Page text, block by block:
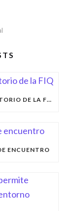
REACCIONES QUÍMICAS EN EL LABORATORIO DE LA FIQ
ENCUENTRO